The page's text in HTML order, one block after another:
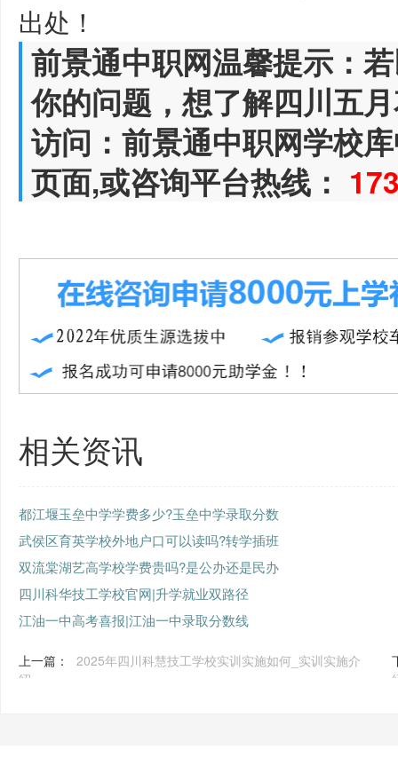
出处！
前景通中职网温馨提示：
你的问题，想了解四川五
访问：前景通中职网学校
页面,或咨询平台热线：
相关资讯
都江堰玉垒中学学费多少?玉垒中学录取分数
武侯区育英学校外地户口可以读吗?转学插班
双流棠湖艺高学校学费贵吗?是公办还是民办
四川科华技工学校官网|升学就业双路径
江油一中高考喜报|江油一中录取分数线
上一篇：
2025年四川科慧技工学校实训实施如何_实训实施介
绍